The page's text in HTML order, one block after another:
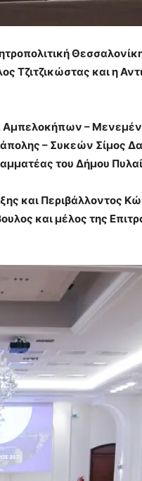
Τζιτζικώστας και η
Αμπελοκήπων –
– Συκεών Σίμος
του Δήμου
και Περιβάλλοντος
και μέλος της